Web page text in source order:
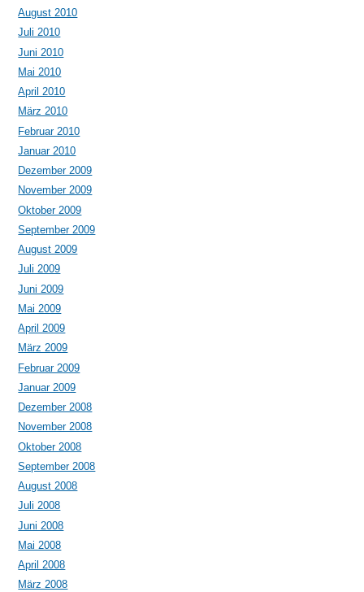
August 2010
Juli 2010
Juni 2010
Mai 2010
April 2010
März 2010
Februar 2010
Januar 2010
Dezember 2009
November 2009
Oktober 2009
September 2009
August 2009
Juli 2009
Juni 2009
Mai 2009
April 2009
März 2009
Februar 2009
Januar 2009
Dezember 2008
November 2008
Oktober 2008
September 2008
August 2008
Juli 2008
Juni 2008
Mai 2008
April 2008
März 2008